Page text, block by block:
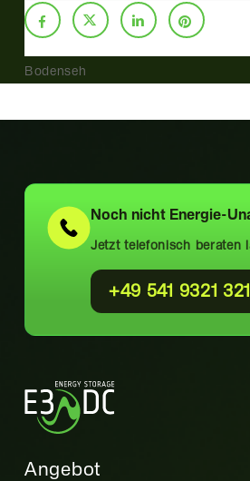
Bodenseh
Noch nicht Energie-
Jetzt telefonisch beraten
+49 541 9321
Angebot